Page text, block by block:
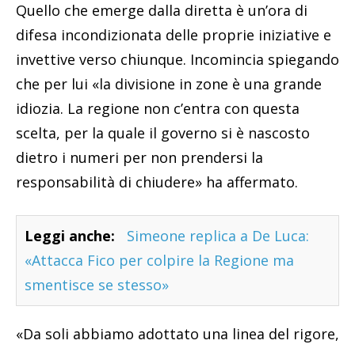
Quello che emerge dalla diretta è un’ora di
difesa incondizionata delle proprie iniziative e
invettive verso chiunque. Incomincia spiegando
che per lui «la divisione in zone è una grande
idiozia. La regione non c’entra con questa
scelta, per la quale il governo si è nascosto
dietro i numeri per non prendersi la
responsabilità di chiudere» ha affermato.
Leggi anche:
Simeone replica a De Luca:
«Attacca Fico per colpire la Regione ma
smentisce se stesso»
«Da soli abbiamo adottato una linea del rigore,